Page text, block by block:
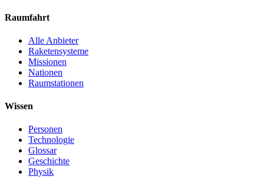
Raumfahrt
Alle Anbieter
Raketensysteme
Missionen
Nationen
Raumstationen
Wissen
Personen
Technologie
Glossar
Geschichte
Physik